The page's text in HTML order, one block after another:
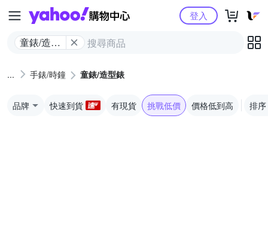
Yahoo購物中心
童錶/造型
登入
手錶/時鐘 童錶/造型錶
品牌 快速到貨 有現貨 挑戰低價 價格低到高 排序